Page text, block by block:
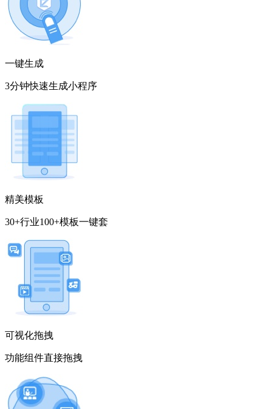
一键生成
3分钟快速生成小程序
精美模板
30+行业100+模板一键套
可视化拖拽
功能组件直接拖拽